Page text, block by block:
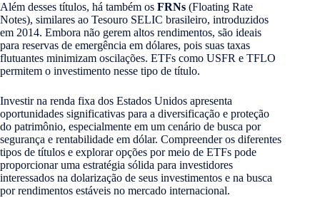
Além desses títulos, há também os FRNs (Floating Rate
Notes), similares ao Tesouro SELIC brasileiro, introduzidos
em 2014. Embora não gerem altos rendimentos, são ideais
para reservas de emergência em dólares, pois suas taxas
flutuantes minimizam oscilações. ETFs como USFR e TFLO
permitem o investimento nesse tipo de título.
Investir na renda fixa dos Estados Unidos apresenta
oportunidades significativas para a diversificação e proteção
do patrimônio, especialmente em um cenário de busca por
segurança e rentabilidade em dólar. Compreender os diferentes
tipos de títulos e explorar opções por meio de ETFs pode
proporcionar uma estratégia sólida para investidores
interessados na dolarização de seus investimentos e na busca
por rendimentos estáveis no mercado internacional.